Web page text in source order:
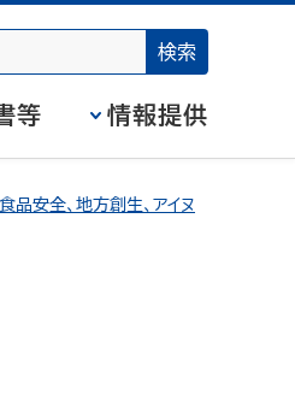
等 情報提供
安全、地方創生、アイヌ